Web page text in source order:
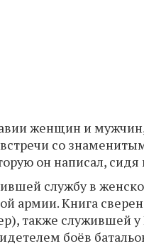
женщин и
со
он написал,
службу в
армии. Книга
также служившей у
боёв